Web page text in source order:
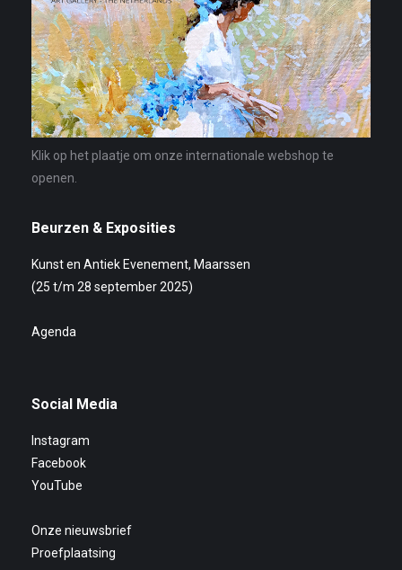
Klik op het plaatje om onze internationale webshop te
openen.
Beurzen & Exposities
Kunst en Antiek Evenement, Maarssen
(25 t/m 28 september 2025)
Agenda
Social Media
Instagram
Facebook
YouTube
Onze nieuwsbrief
Proefplaatsing